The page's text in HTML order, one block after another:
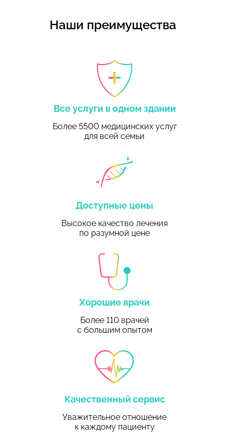
Наши преимущества
Все услуги в одном здании
Более 5500 медицинских услуг
для всей семьи
Доступные цены
Высокое качество лечения
по разумной цене
Хорошие врачи
Более 110 врачей
с большим опытом
Качественный сервис
Уважительное отношение
к каждому пациенту